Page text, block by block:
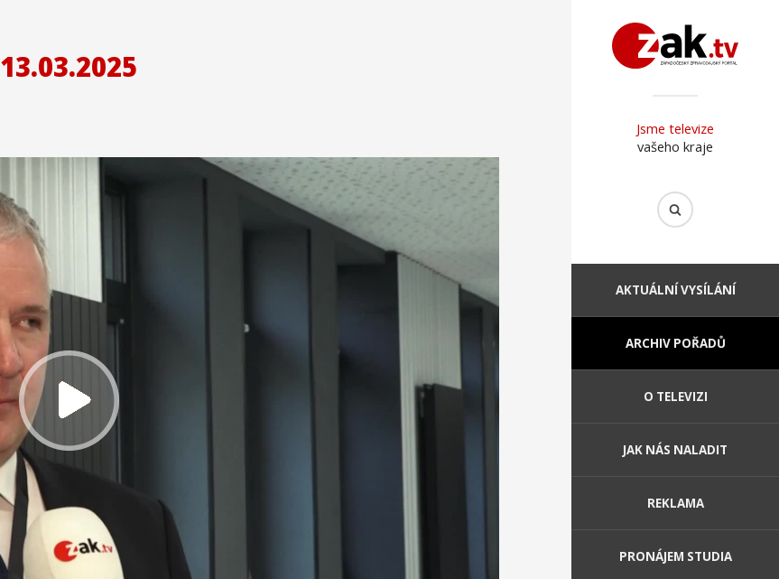
Jsme televize
vašeho kraje
AKTUÁLNÍ VYSÍLÁNÍ
ARCHIV POŘADŮ
O TELEVIZI
JAK NÁS NALADIT
REKLAMA
PRONÁJEM STUDIA
13.03.2025